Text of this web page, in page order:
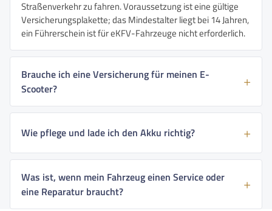
Straßenverkehr zu fahren. Voraussetzung ist eine gültige
Versicherungsplakette; das Mindestalter liegt bei 14 Jahren,
ein Führerschein ist für eKFV-Fahrzeuge nicht erforderlich.
Brauche ich eine Versicherung für meinen E-
Scooter?
Wie pflege und lade ich den Akku richtig?
Was ist, wenn mein Fahrzeug einen Service oder
eine Reparatur braucht?